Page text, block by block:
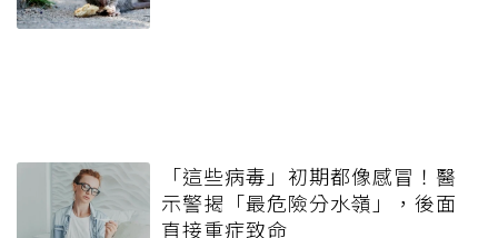
「這些病毒」初期都像感冒！醫
示警揭「最危險分水嶺」，後面
直接重症致命